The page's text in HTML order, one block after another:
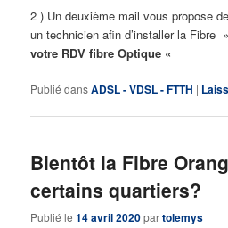
2 ) Un deuxième mail vous propose
un technicien afin d’installer la Fibre
votre RDV fibre Optique «
Publié dansADSL - VDSL - FTTH |
Bientôt la Fibre
certains quartiers?
Publié le14 avril 2020partolemys